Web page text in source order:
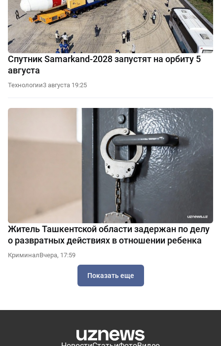
Спутник Samarkand-2028 запустят на орбиту 5
августа
Технологии3 августа 19:25
Житель Ташкентской области задержан по делу
о развратных действиях в отношении ребенка
КриминалВчера, 17:59
Показать еще